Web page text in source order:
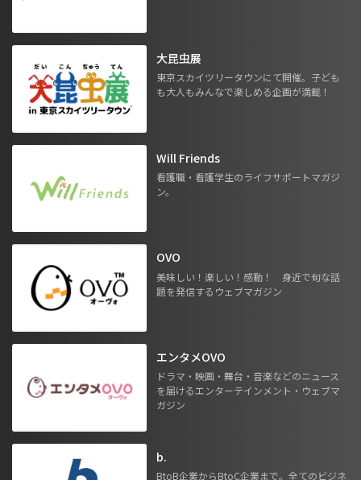
大昆虫展
東京スカイツリータウンにて開催。子ども
も大人もみんなで楽しめる企画が満載！
Will Friends
看護職・看護学生のライフサポートマガジ
ン。
OVO
美味しい！楽しい！感動！ 身近で旬な話
題を発信するウェブマガジン
エンタメOVO
ドラマ・映画・舞台・音楽などのニュース
を届けるエンターテインメント・ウェブマ
ガジン
b.
BtoB企業からBtoC企業まで。全てのビジネ